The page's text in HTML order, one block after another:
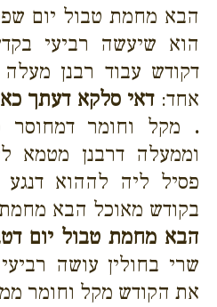
הבא מחמת טבול יום
הוא שיעשה רביעי
דקודש עבוד רבנן
אחד:דאי סלקא דעתך
. מקל וחומר דמחוסר
וממעלה דרבנן מטמא
פסיל ליה לההוא דנגע
בקודש מאוכל הבא מחמת
הבא מחמת טבול יום
שרי בחולין עושה
את הקודש מקל וחומר